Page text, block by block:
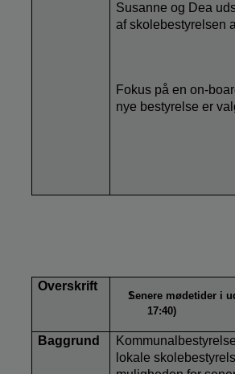
Susanne og Dea
af skolebestyrelsen
Fokus på en on-
nye bestyrelse er
Overskrift
Senere mødetider i
17:40)
Baggrund
lokale